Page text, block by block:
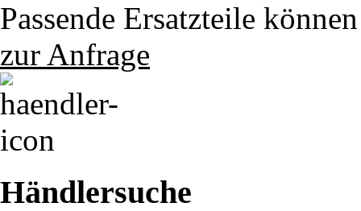
Passende Ersatzteile
zur Anfrage
Händlersuche